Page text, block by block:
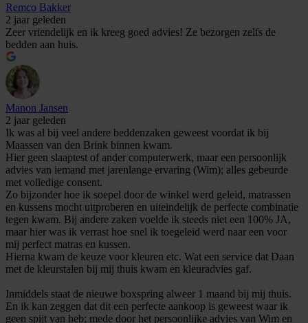
Remco Bakker
2 jaar geleden
Zeer vriendelijk en ik kreeg goed advies! Ze bezorgen zelfs de
bedden aan huis.
Manon Jansen
2 jaar geleden
Ik was al bij veel andere beddenzaken geweest voordat ik bij
Maassen van den Brink binnen kwam.
Hier geen slaaptest of ander computerwerk, maar een persoonlijk
advies van iemand met jarenlange ervaring (Wim); alles gebeurde
met volledige consent.
Zo bijzonder hoe ik soepel door de winkel werd geleid, matrassen
en kussens mocht uitproberen en uiteindelijk de perfecte combinatie
tegen kwam. Bij andere zaken voelde ik steeds niet een 100% JA,
maar hier was ik verrast hoe snel ik toegeleid werd naar een voor
mij perfect matras en kussen.
Hierna kwam de keuze voor kleuren etc. Wat een service dat Daan
met de kleurstalen bij mij thuis kwam en kleuradvies gaf.
Inmiddels staat de nieuwe boxspring alweer 1 maand bij mij thuis.
En ik kan zeggen dat dit een perfecte aankoop is geweest waar ik
geen spijt van heb; mede door het persoonlijke advies van Wim en